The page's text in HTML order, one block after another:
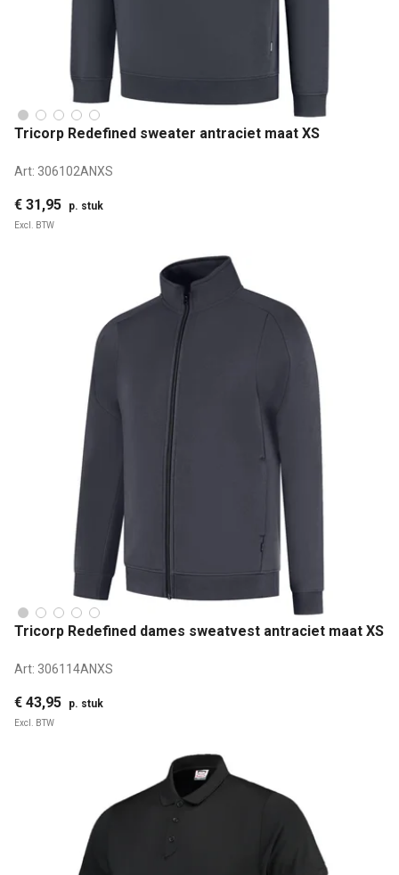
Tricorp Redefined sweater antraciet maat XS
Art: 306102ANXS
€ 31,95 p. stuk
Excl. BTW
Tricorp Redefined dames sweatvest antraciet maat XS
Art: 306114ANXS
€ 43,95 p. stuk
Excl. BTW